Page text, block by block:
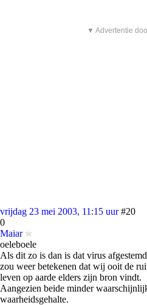
▼ Advertentie
vrijdag 23 mei 2003, 11:15 uur #20
0
Maiar
oeleboele
Als dit zo is dan is dat virus
zou weer betekenen dat wij ooit de
leven op aarde elders zijn bron vindt.
Aangezien beide minder
waarheidsgehalte.